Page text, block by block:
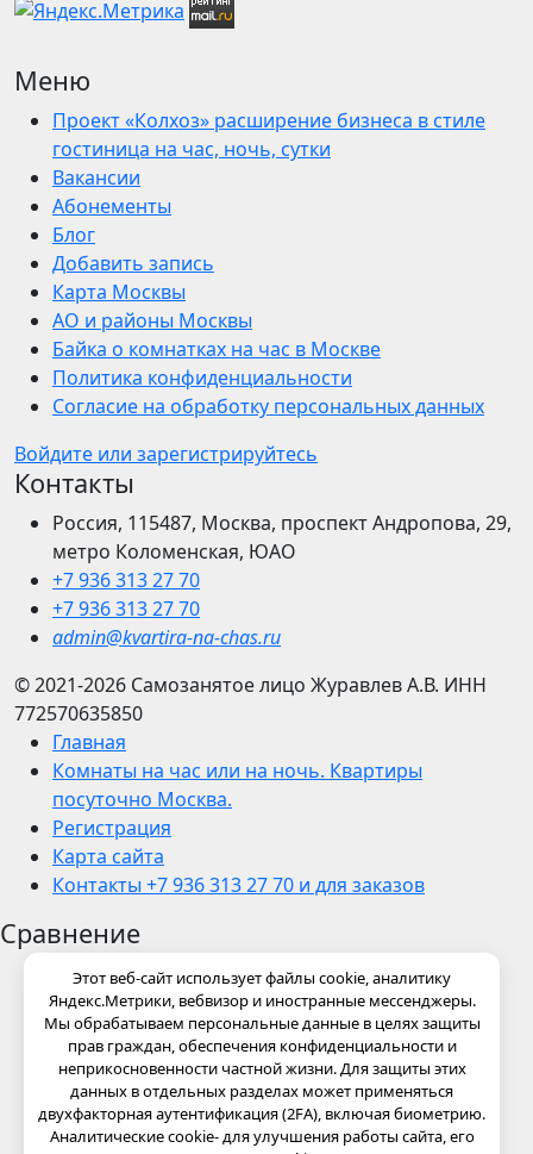
Меню
Проект «Колхоз» расширение бизнеса в стиле
гостиница на час, ночь, сутки
Вакансии
Абонементы
Блог
Добавить запись
Карта Москвы
АО и районы Москвы
Байка о комнатках на час в Москве
Политика конфиденциальности
Согласие на обработку персональных данных
Войдите или зарегистрируйтесь
Контакты
Россия, 115487, Москва, проспект Андропова, 29,
метро Коломенская, ЮАО
+7 936 313 27 70
+7 936 313 27 70
admin@kvartira-na-chas.ru
© 2021-2026 Самозанятое лицо Журавлев А.В. ИНН
772570635850
Главная
Комнаты на час или на ночь. Квартиры
посуточно Москва.
Регистрация
Карта сайта
Контакты +7 936 313 27 70 и для заказов
Сравнение
Этот веб-сайт использует файлы cookie, аналитику
Яндекс.Метрики, вебвизор и иностранные мессенджеры.
Мы обрабатываем персональные данные в целях защиты
прав граждан, обеспечения конфиденциальности и
неприкосновенности частной жизни. Для защиты этих
данных в отдельных разделах может применяться
двухфакторная аутентификация (2FA), включая биометрию.
Аналитические cookie- для улучшения работы сайта, его